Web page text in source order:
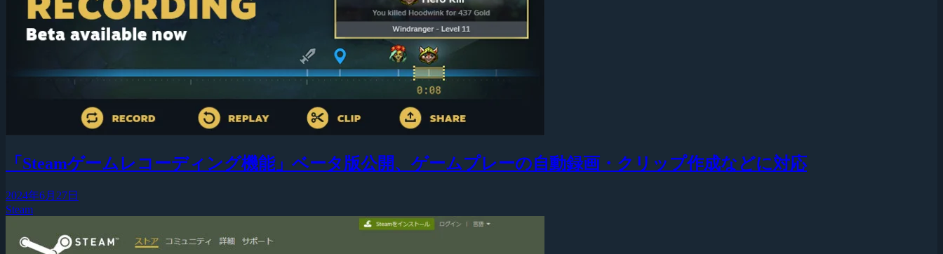
「Steamゲームレコーディング機能」ベータ版公開、ゲームプレーの自動録画・クリップ作成などに対応
2024年6月27日
Steam